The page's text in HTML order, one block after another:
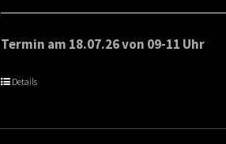
range:
€65.00
Termin am 18.07.26 von 09-11 Uhr
Details